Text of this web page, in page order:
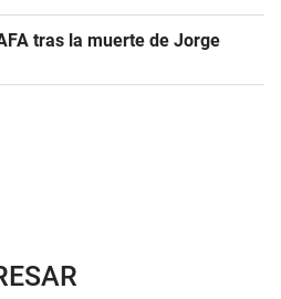
tras la muerte de Jorge